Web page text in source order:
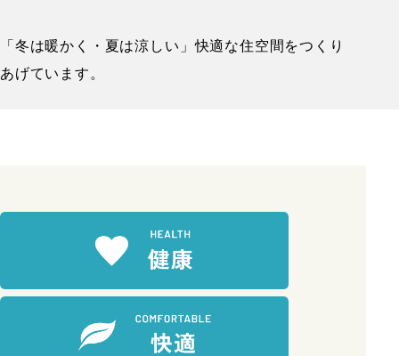
「冬は暖かく・夏は涼しい」快適な住空間をつくり
あげています。